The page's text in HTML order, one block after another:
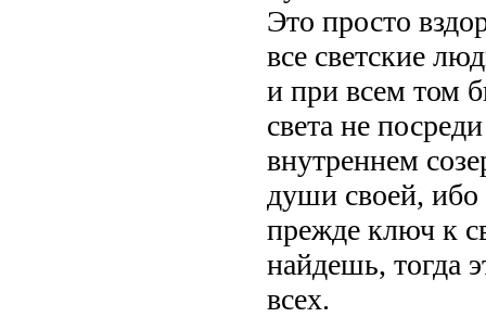
Это просто
все светские
и при всем том
света не
внутреннем
души своей, ибо
прежде ключ к
найдешь, тогда
всех.